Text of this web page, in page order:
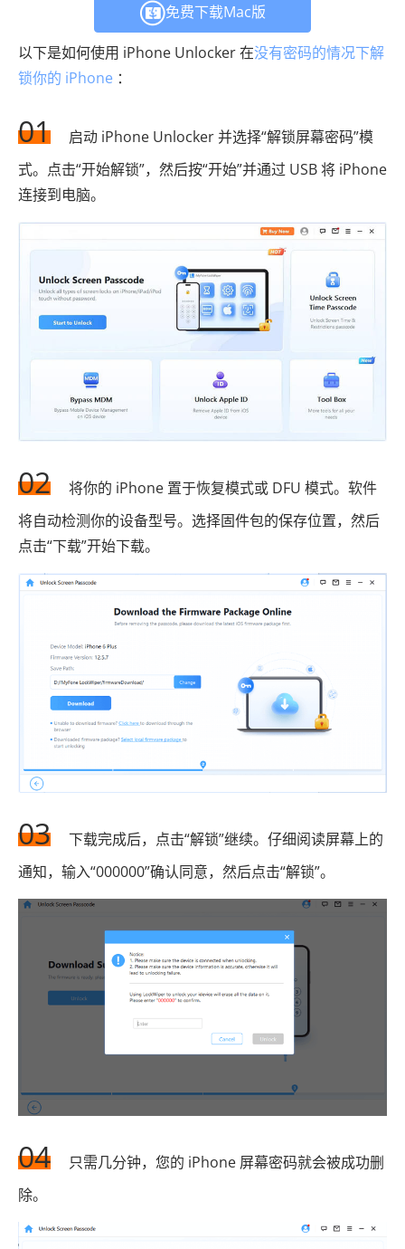
免费下载Mac版
以下是如何使用 iPhone Unlocker 在没有密码的情况下解
锁你的 iPhone ：
01
启动 iPhone Unlocker 并选择“解锁屏幕密码”模
式。点击“开始解锁”，然后按“开始”并通过 USB 将 iPhone
连接到电脑。
02
将你的 iPhone 置于恢复模式或 DFU 模式。软件
将自动检测你的设备型号。选择固件包的保存位置，然后
点击“下载”开始下载。
03
下载完成后，点击“解锁”继续。仔细阅读屏幕上的
通知，输入“000000”确认同意，然后点击“解锁”。
04
只需几分钟，您的 iPhone 屏幕密码就会被成功删
除。